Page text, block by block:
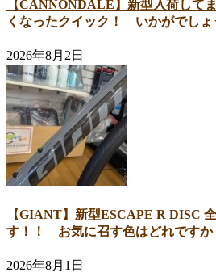
【CANNONDALE】新型入荷して
くなったクイック！ いかがでしょ
2026年8月2日
【GIANT】新型ESCAPE R DISC
す！！ お気に召す色はどれですか
2026年8月1日